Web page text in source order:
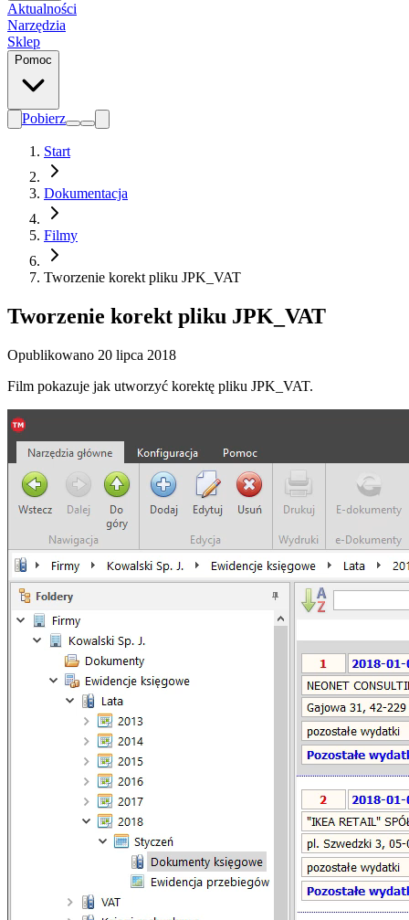
Aktualności
Narzędzia
Sklep
Pomoc
Pobierz
Start
Dokumentacja
Filmy
Tworzenie korekt pliku JPK_VAT
Tworzenie korekt pliku JPK_VAT
Opublikowano 20 lipca 2018
Film pokazuje jak utworzyć korektę pliku JPK_VAT.